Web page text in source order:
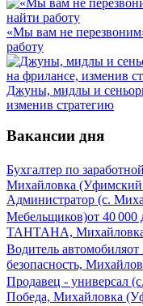
«Мы вам не
работу
Джуны, мидлы и
изменив стратегию
Вакансии дня
Бухгалтер по
Михайловка (Уфимский
Администратор (с.
Мебельщиков)от 40 000
ТАНТАНА, Михайловка
Водитель автомобиляот
безопасность,
Продавец - универсал
Победа, Михайловка